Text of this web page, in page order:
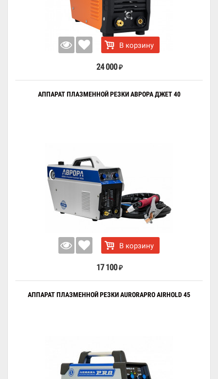
В корзину
24 000 ₽
АППАРАТ ПЛАЗМЕННОЙ РЕЗКИ АВРОРА ДЖЕТ 40
В корзину
17 100 ₽
АППАРАТ ПЛАЗМЕННОЙ РЕЗКИ AURORAPRO AIRHOLD 45